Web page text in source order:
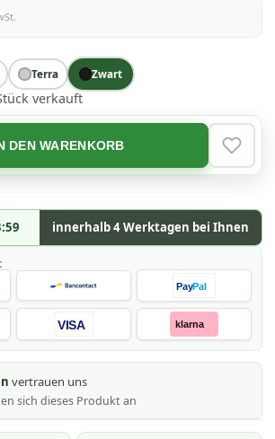
innerhalb 4 Werktagen bei Ihnen
Terra Zwart
verkauft
DEN WARENKORB
PayPal
VISA klarna
vertrauen uns
sich dieses Produkt an